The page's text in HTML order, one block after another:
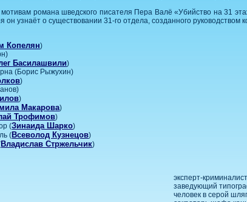
романа шведского писателя Пера Валё «Убийство на 31
он узнаёт о существовании 31-го отдела, созданного
Копелян)
Басилашвили)
(Борис Рыжухин)
)
)
Макарова)
Трофимов)
(Зинаида Шарко)
(Всеволод Кузнецов)
Владислав Стржельчик)
эксперт-
заведующий
человек в серой